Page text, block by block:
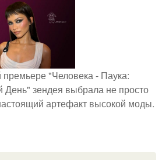
"Человека - Паука:
зендея выбрала не просто
артефакт высокой моды.